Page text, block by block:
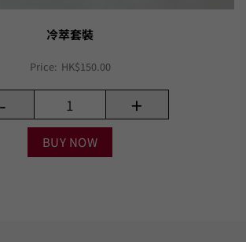
冷萃套裝
Price: HK$150.00
- +
BUY NOW